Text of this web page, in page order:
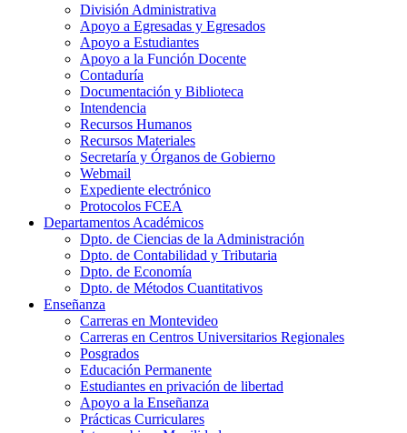
División Administrativa
Apoyo a Egresadas y Egresados
Apoyo a Estudiantes
Apoyo a la Función Docente
Contaduría
Documentación y Biblioteca
Intendencia
Recursos Humanos
Recursos Materiales
Secretaría y Órganos de Gobierno
Webmail
Expediente electrónico
Protocolos FCEA
Departamentos Académicos
Dpto. de Ciencias de la Administración
Dpto. de Contabilidad y Tributaria
Dpto. de Economía
Dpto. de Métodos Cuantitativos
Enseñanza
Carreras en Montevideo
Carreras en Centros Universitarios Regionales
Posgrados
Educación Permanente
Estudiantes en privación de libertad
Apoyo a la Enseñanza
Prácticas Curriculares